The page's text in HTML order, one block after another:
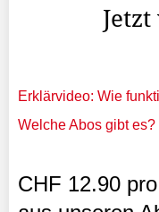
Erklärvideo: Wie
Welche Abos gibt es?
CHF 12.90